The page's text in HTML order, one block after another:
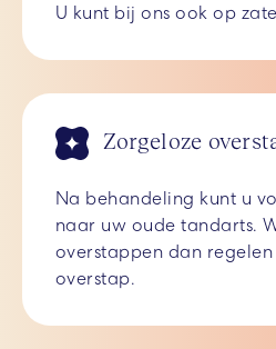
U kunt bij ons ook op
Zorgeloze
Na behandeling kunt u
naar uw oude tandarts.
overstappen dan
overstap.